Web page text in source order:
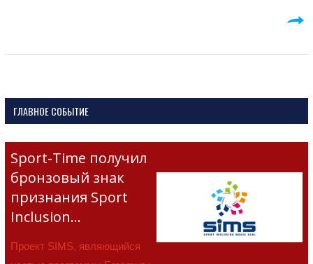
ГЛАВНОЕ СОБЫТИЕ
Sport-Time получил
бронзовый знак
признания Sport
Inclusion…
Проект SIMS, являющийся